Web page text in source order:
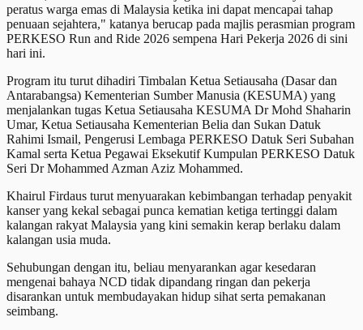
peratus warga emas di Malaysia ketika ini dapat mencapai tahap
penuaan sejahtera," katanya berucap pada majlis perasmian program
PERKESO Run and Ride 2026 sempena Hari Pekerja 2026 di sini
hari ini.
Program itu turut dihadiri Timbalan Ketua Setiausaha (Dasar dan
Antarabangsa) Kementerian Sumber Manusia (KESUMA) yang
menjalankan tugas Ketua Setiausaha KESUMA Dr Mohd Shaharin
Umar, Ketua Setiausaha Kementerian Belia dan Sukan Datuk
Rahimi Ismail, Pengerusi Lembaga PERKESO Datuk Seri Subahan
Kamal serta Ketua Pegawai Eksekutif Kumpulan PERKESO Datuk
Seri Dr Mohammed Azman Aziz Mohammed.
Khairul Firdaus turut menyuarakan kebimbangan terhadap penyakit
kanser yang kekal sebagai punca kematian ketiga tertinggi dalam
kalangan rakyat Malaysia yang kini semakin kerap berlaku dalam
kalangan usia muda.
Sehubungan dengan itu, beliau menyarankan agar kesedaran
mengenai bahaya NCD tidak dipandang ringan dan pekerja
disarankan untuk membudayakan hidup sihat serta pemakanan
seimbang.